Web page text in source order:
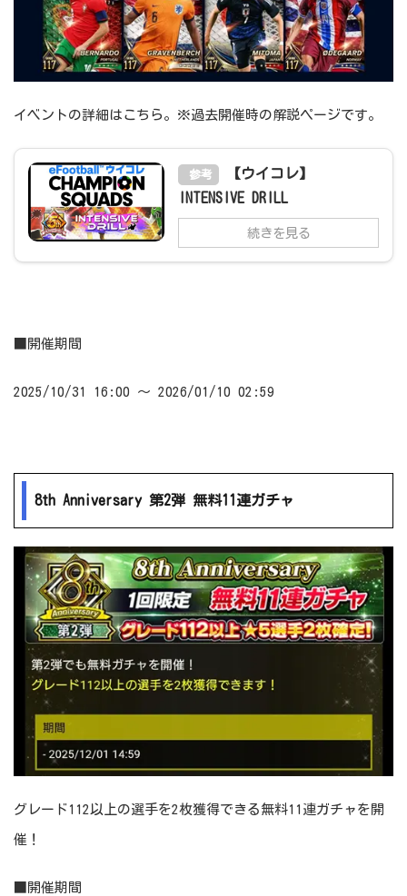
イベントの詳細はこちら。※過去開催時の解説ページです。
参考
【ウイコレ】
INTENSIVE DRILL
続きを見る
■開催期間
2025/10/31 16:00 ～ 2026/01/10 02:59
8th Anniversary 第2弾 無料11連ガチャ
グレード112以上の選手を2枚獲得できる無料11連ガチャを開
催！
■開催期間